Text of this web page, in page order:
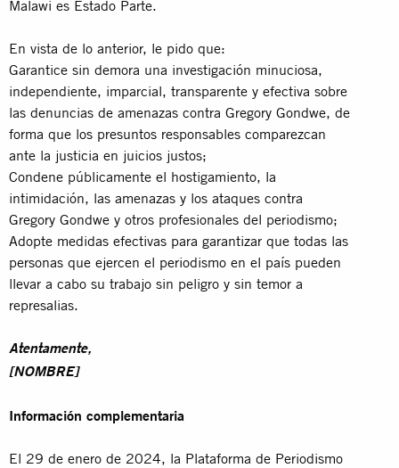
Malawi es Estado Parte.
En vista de lo anterior, le pido que:
Garantice sin demora una investigación minuciosa,
independiente, imparcial, transparente y efectiva sobre
las denuncias de amenazas contra Gregory Gondwe, de
forma que los presuntos responsables comparezcan
ante la justicia en juicios justos;
Condene públicamente el hostigamiento, la
intimidación, las amenazas y los ataques contra
Gregory Gondwe y otros profesionales del periodismo;
Adopte medidas efectivas para garantizar que todas las
personas que ejercen el periodismo en el país pueden
llevar a cabo su trabajo sin peligro y sin temor a
represalias.
Atentamente,
[NOMBRE]
Información complementaria
El 29 de enero de 2024, la Plataforma de Periodismo